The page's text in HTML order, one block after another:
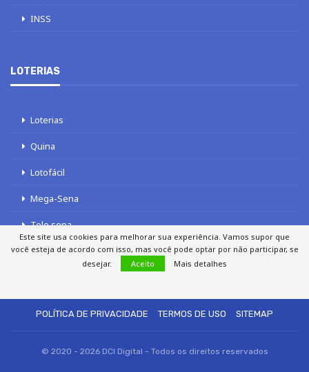
INSS
LOTERIAS
Loterias
Quina
Lotofácil
Mega-Sena
Tele sena
POLÍTICA DE PRIVACIDADE
TERMOS DE USO SITEMAP
© 2020 - 2026 DCI Digital - Todos os direitos reservados
Este site usa cookies para melhorar sua experiência. Vamos supor que
você esteja de acordo com isso, mas você pode optar por não participar, se
desejar.
Aceito Mais detalhes